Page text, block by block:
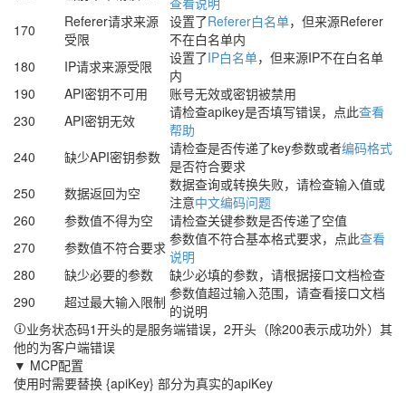
170
Referer请求来源
受限
设置了Referer白名单，但来源Referer
不在白名单内
180
IP请求来源受限 设置了IP白名单，但来源IP不在白名单
内
190
API密钥不可用
账号无效或密钥被禁用
230
API密钥无效 请检查apikey是否填写错误，点此查看
帮助
240
缺少API密钥参数 请检查是否传递了key参数或者编码格式
是否符合要求
250
数据返回为空
数据查询或转换失败，请检查输入值或
注意中文编码问题
260
参数值不得为空
请检查关键参数是否传递了空值
270
参数值不符合要求 参数值不符合基本格式要求，点此查看
说明
280
缺少必要的参数
缺少必填的参数，请根据接口文档检查
290
超过最大输入限制 参数值超过输入范围，请查看接口文档
的说明
业务状态码1开头的是服务端错误，2开头（除200表示成功外）其
他的为客户端错误
▼ MCP配置
使用时需要替换 {apiKey} 部分为真实的apiKey